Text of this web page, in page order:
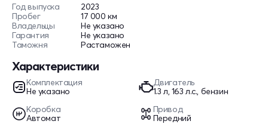
Год выпуска
2023
Пробег
17 000 км
Владельцы
Не указано
Гарантия
Не указано
Таможня
Растаможен
Характеристики
Комплектация
Не указано
Двигатель
1.3 л, 163 л.с., бензин
Коробка
Автомат
Привод
Передний